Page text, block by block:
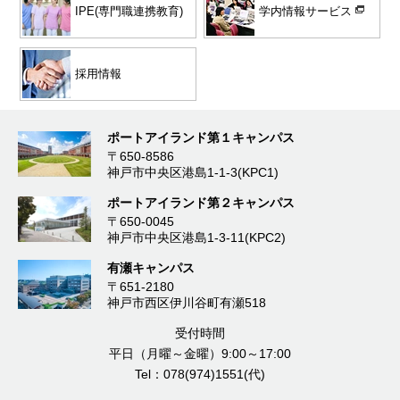
IPE(専門職連携教育) 学内情報サービス
採用情報
ポートアイランド第１キャンパス
〒650-8586
神戸市中央区港島1-1-3(KPC1)
ポートアイランド第２キャンパス
〒650-0045
神戸市中央区港島1-3-11(KPC2)
有瀬キャンパス
〒651-2180
神戸市西区伊川谷町有瀬518
受付時間
平日（月曜～金曜）9:00～17:00
Tel：078(974)1551(代)